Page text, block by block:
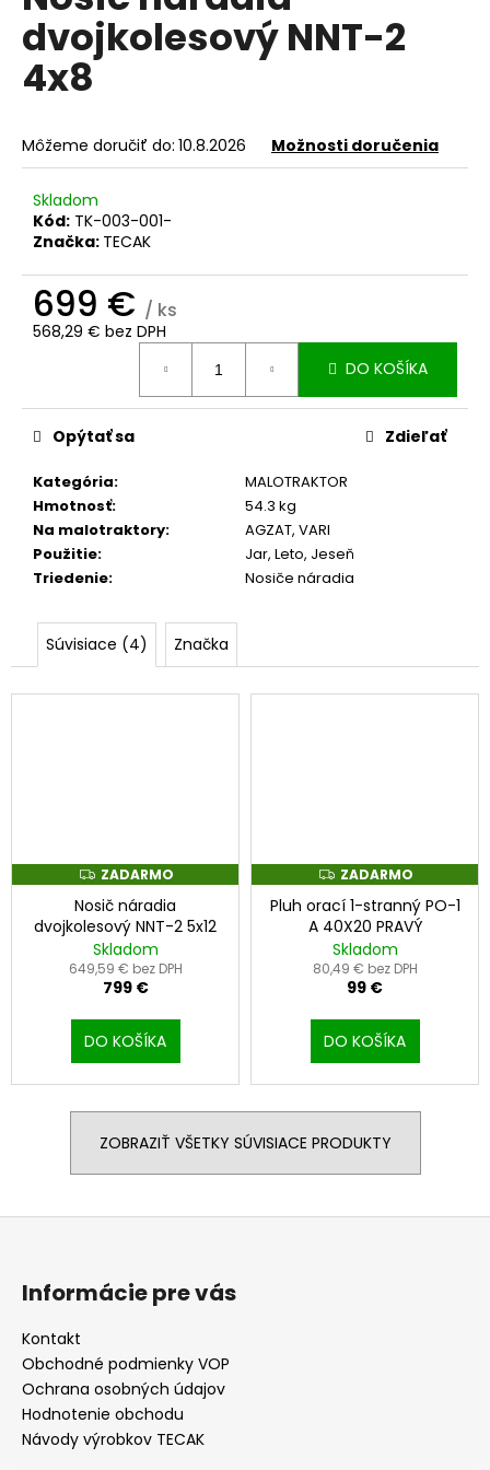
0,0
z
hviezdičiek.
dvojkolesový NNT-2
4x8
Môžeme doručiť do: 10.8.2026 Možnosti doručenia
Skladom
Kód: TK-003-001-
Značka: TECAK
699 € / ks
568,29 € bez DPH
DO KOŠÍKA
Kategória:
MALOTRAKTOR
Hmotnosť:
54.3 kg
Na malotraktory: AGZAT, VARI
Použitie:
Jar, Leto, Jeseň
Triedenie: Nosiče náradia
Opýtať sa Zdieľať
O
Súvisiace (4) Značka
Z
A
D
R
M
O
ZADARMO
Nosič náradia
dvojkolesový NNT-2 5x12
Skladom
649,59 € bez DPH
799 €
DO KOŠÍKA
Z
A
D
A
R
M
O
ZADARMO
Pluh orací 1-stranný PO-1
A 40X20 PRAVÝ
Skladom
80,49 € bez DPH
99 €
DO KOŠÍKA
ZOBRAZIŤ VŠETKY SÚVISIACE PRODUKTY
á
j
s
?
ú
č
a
m
e
LOŽISKO
6005
2RS
3,90
Informácie pre vás
Kontakt
Obchodné podmienky VOP
Ochrana osobných údajov
Hodnotenie obchodu
Návody výrobkov TECAK